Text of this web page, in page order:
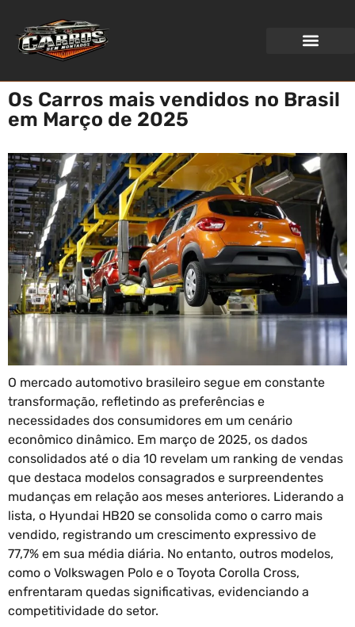
Os Carros mais vendidos no Brasil
em Março de 2025
O mercado automotivo brasileiro segue em constante
transformação, refletindo as preferências e
necessidades dos consumidores em um cenário
econômico dinâmico. Em março de 2025, os dados
consolidados até o dia 10 revelam um ranking de vendas
que destaca modelos consagrados e surpreendentes
mudanças em relação aos meses anteriores. Liderando a
lista, o Hyundai HB20 se consolida como o carro mais
vendido, registrando um crescimento expressivo de
77,7% em sua média diária. No entanto, outros modelos,
como o Volkswagen Polo e o Toyota Corolla Cross,
enfrentaram quedas significativas, evidenciando a
competitividade do setor.